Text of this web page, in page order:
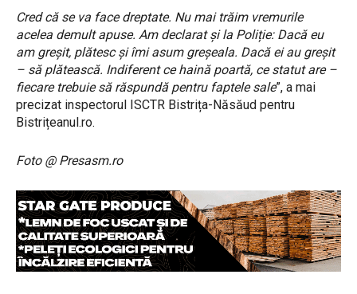
Cred că se va face dreptate. Nu mai trăim vremurile
acelea demult apuse. Am declarat și la Poliție: Dacă eu
am greșit, plătesc și îmi asum greșeala. Dacă ei au greșit
– să plătească. Indiferent ce haină poartă, ce statut are –
fiecare trebuie să răspundă pentru faptele sale”, a mai
precizat inspectorul ISCTR Bistrița-Năsăud pentru
Bistrițeanul.ro.
Foto @ Presasm.ro